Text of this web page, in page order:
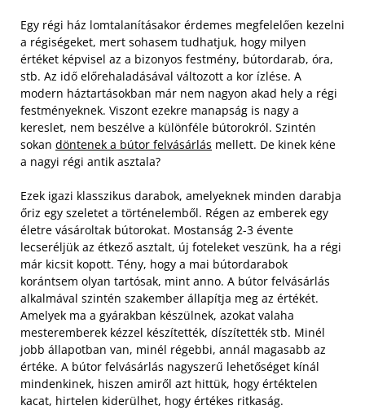
Egy régi ház lomtalanításakor érdemes megfelelően kezelni
a régiségeket, mert sohasem tudhatjuk, hogy milyen
értéket képvisel az a bizonyos festmény, bútordarab, óra,
stb. Az idő előrehaladásával változott a kor ízlése. A
modern háztartásokban már nem nagyon akad hely a régi
festményeknek. Viszont ezekre manapság is nagy a
kereslet, nem beszélve a különféle bútorokról. Szintén
sokan döntenek a ​bútor felvásárlás mellett. De kinek kéne
a nagyi régi antik asztala?
Ezek igazi klasszikus darabok, amelyeknek minden darabja
őriz egy szeletet a történelemből. Régen az emberek egy
életre vásároltak bútorokat. Mostanság 2-3 évente
lecseréljük az étkező asztalt, új foteleket veszünk, ha a régi
már kicsit kopott. Tény, hogy a mai bútordarabok
korántsem olyan tartósak, mint anno. A bútor felvásárlás
alkalmával szintén szakember állapítja meg az értékét.
Amelyek ma a gyárakban készülnek, azokat valaha
mesteremberek kézzel készítették, díszítették stb. Minél
jobb állapotban van, minél régebbi, annál magasabb az
értéke. A bútor felvásárlás nagyszerű lehetőséget kínál
mindenkinek, hiszen amiről azt hittük, hogy értéktelen
kacat, hirtelen kiderülhet, hogy értékes ritkaság.